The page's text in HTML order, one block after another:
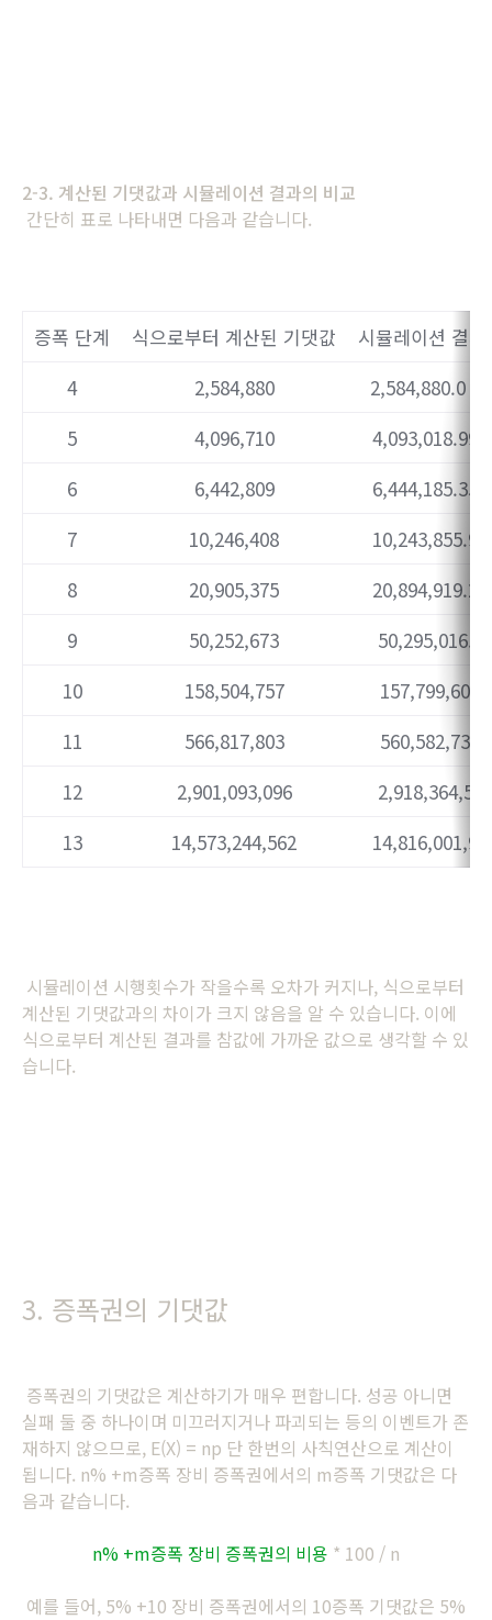
2-3. 계산된 기댓값과 시뮬레이션 결과의 비교
간단히 표로 나타내면 다음과 같습니다.
증폭 단계 식으로부터 계산된 기댓값
시뮬레이션 결
4
2,584,880
2,584,880.0
5
4,096,710
4,093,018.99
6
6,442,809
6,444,185.35
7
10,246,408
10,243,855.9
8
20,905,375
20,894,919.2
9
50,252,673
10
158,504,757
157,799,606
11
566,817,803
560,582,734
12
2,901,093,096
13
14,573,244,562
시뮬레이션 시행횟수가 작을수록 오차가 커지나, 식으로부터
계산된 기댓값과의 차이가 크지 않음을 알 수 있습니다. 이에
식으로부터 계산된 결과를 참값에 가까운 값으로 생각할 수 있
습니다.
3. 증폭권의 기댓값
증폭권의 기댓값은 계산하기가 매우 편합니다. 성공 아니면
실패 둘 중 하나이며 미끄러지거나 파괴되는 등의 이벤트가 존
재하지 않으므로, E(X) = np 단 한번의 사칙연산으로 계산이
됩니다. n% +m증폭 장비 증폭권에서의 m증폭 기댓값은 다
음과 같습니다.
n% +m증폭 장비 증폭권의 비용 * 100 / n
예를 들어, 5% +10 장비 증폭권에서의 10증폭 기댓값은 5%